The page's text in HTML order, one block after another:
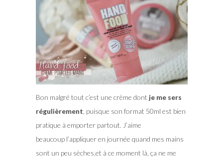
Bon malgré tout c’est une crème dont je me sers
régulièrement , puisque son format 50ml est bien
pratique à emporter partout. J’aime
beaucoup l’appliquer en journée quand mes mains
sont un peu sèches,et à ce moment là, ça ne me